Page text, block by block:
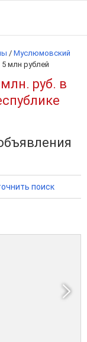
/ Муслюмовский
млн рублей
руб. в
поиск